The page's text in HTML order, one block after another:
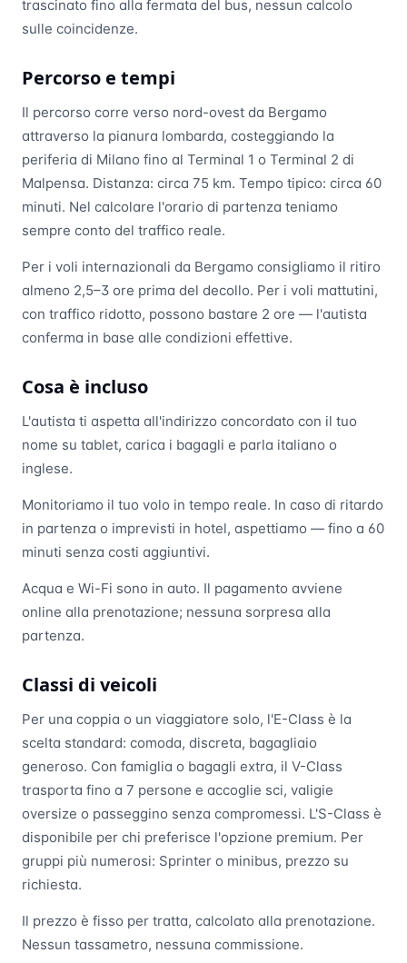
trascinato fino alla fermata del bus, nessun calcolo
sulle coincidenze.
Percorso e tempi
Il percorso corre verso nord-ovest da Bergamo
attraverso la pianura lombarda, costeggiando la
periferia di Milano fino al Terminal 1 o Terminal 2 di
Malpensa. Distanza: circa 75 km. Tempo tipico: circa 60
minuti. Nel calcolare l'orario di partenza teniamo
sempre conto del traffico reale.
Per i voli internazionali da Bergamo consigliamo il ritiro
almeno 2,5–3 ore prima del decollo. Per i voli mattutini,
con traffico ridotto, possono bastare 2 ore — l'autista
conferma in base alle condizioni effettive.
Cosa è incluso
L'autista ti aspetta all'indirizzo concordato con il tuo
nome su tablet, carica i bagagli e parla italiano o
inglese.
Monitoriamo il tuo volo in tempo reale. In caso di ritardo
in partenza o imprevisti in hotel, aspettiamo — fino a 60
minuti senza costi aggiuntivi.
Acqua e Wi-Fi sono in auto. Il pagamento avviene
online alla prenotazione; nessuna sorpresa alla
partenza.
Classi di veicoli
Per una coppia o un viaggiatore solo, l'E-Class è la
scelta standard: comoda, discreta, bagagliaio
generoso. Con famiglia o bagagli extra, il V-Class
trasporta fino a 7 persone e accoglie sci, valigie
oversize o passeggino senza compromessi. L'S-Class è
disponibile per chi preferisce l'opzione premium. Per
gruppi più numerosi: Sprinter o minibus, prezzo su
richiesta.
Il prezzo è fisso per tratta, calcolato alla prenotazione.
Nessun tassametro, nessuna commissione.